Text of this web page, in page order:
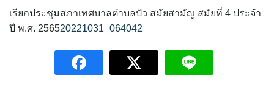
กองช่าง
กองยุทธศาสตร์และงบประมาณ
กองสาธารณสุขฯ
เรียกประชุมสภาเทศบาลตำบลปัว สมัยสามัญ สมัยที่ 4 ประจำ
ปี พ.ศ. 256520221031_064042